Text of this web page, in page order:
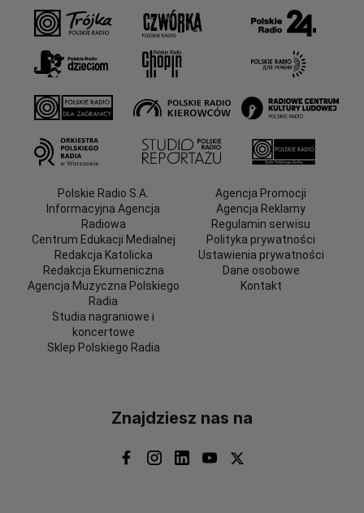
Polskie Radio S.A.
Informacyjna Agencja
Radiowa
Centrum Edukacji Medialnej
Redakcja Katolicka
Redakcja Ekumeniczna
Agencja Muzyczna Polskiego
Radia
Studia nagraniowe i
koncertowe
Sklep Polskiego Radia
Agencja Promocji
Agencja Reklamy
Regulamin serwisu
Polityka prywatności
Ustawienia prywatności
Dane osobowe
Kontakt
Znajdziesz nas na